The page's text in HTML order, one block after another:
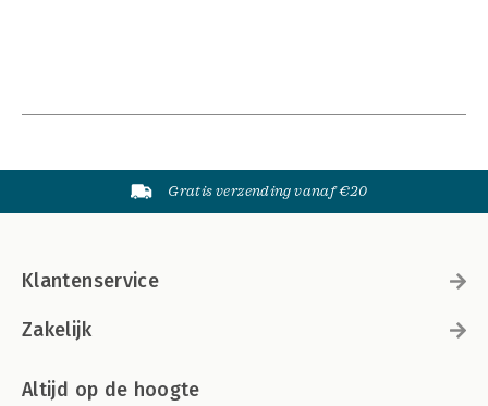
Gratis verzending vanaf €20
Klantenservice
Zakelijk
Altijd op de hoogte